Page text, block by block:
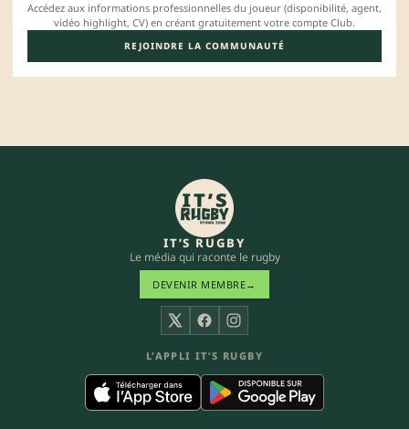
Accédez aux informations professionnelles du joueur (disponibilité, agent,
vidéo highlight, CV) en créant gratuitement votre compte Club.
REJOINDRE LA COMMUNAUTÉ
IT’S RUGBY
Le média qui raconte le rugby
DEVENIR MEMBRE→
X FacebookInstagram
L’APPLI IT’S RUGBY